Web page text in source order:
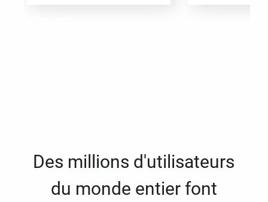
Des millions d'utilisateurs
du monde entier font